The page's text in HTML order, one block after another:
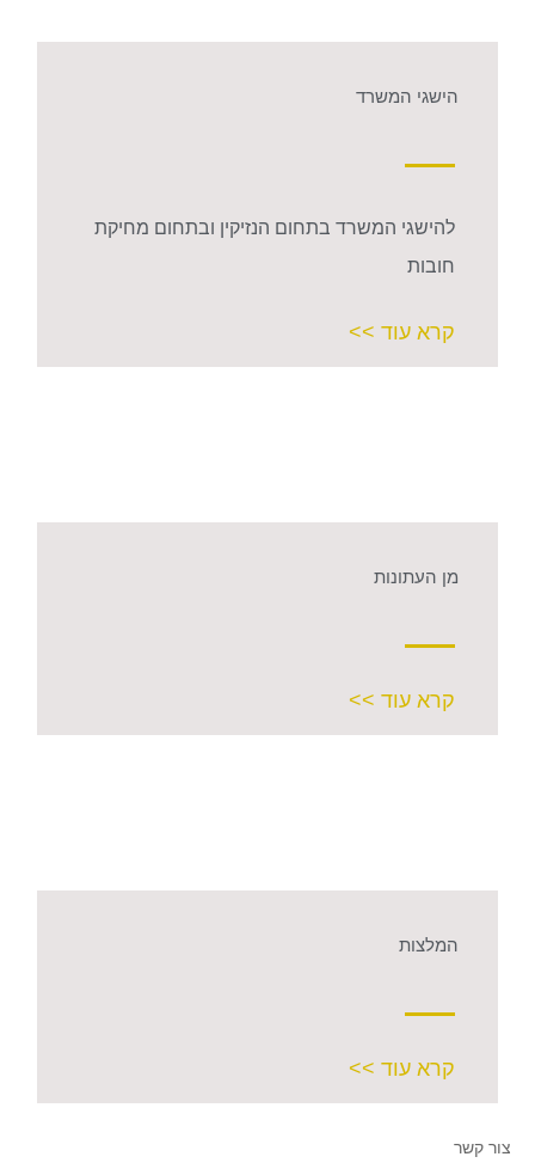
הישגי המשרד
להישגי המשרד בתחום הנזיקין ובתחום מחיקת
חובות
קרא עוד >>
מן העתונות
קרא עוד >>
המלצות
קרא עוד >>
צור קשר